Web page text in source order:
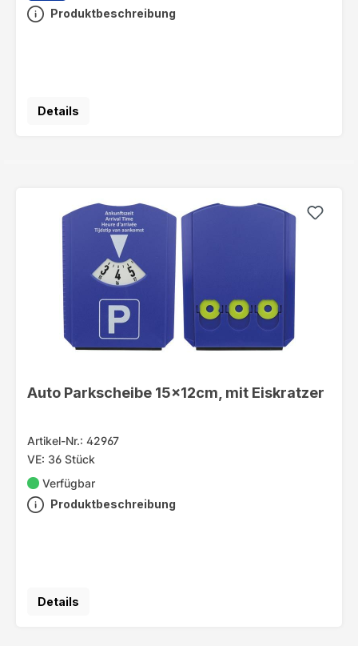
Produktbeschreibung
Details
Auto Parkscheibe 15x12cm, mit Eiskratzer
Artikel-Nr.: 42967
VE: 36 Stück
Verfügbar
Produktbeschreibung
Details